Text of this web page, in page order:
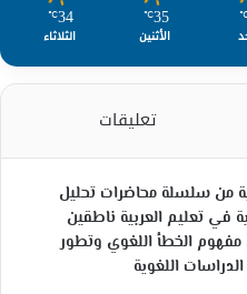
35
℃
الأثنين
34
℃
الثلاثاء
تعليقات
من سلسلة محاضرات تحليل
في تعليم العربية ناطقين
مفهوم الخطأ اللغوي وتطور
اللغوية